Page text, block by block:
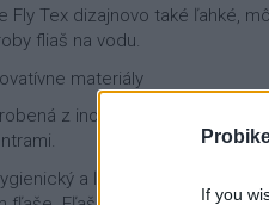
If you
Fly Tex dizajnovo také ľahké,
fliaš na vodu.
materiály
z inovatívnych, mäkkých
a ľahko umývateľná.